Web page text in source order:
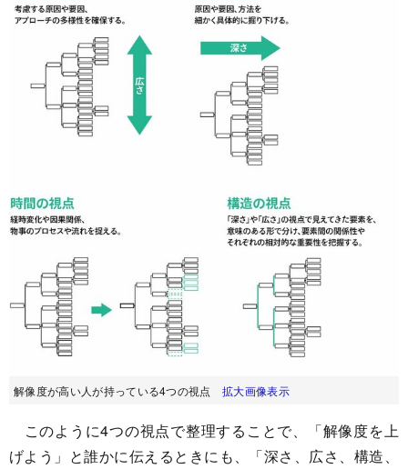
解像度が高い人が持っている4つの視点拡大画像表示
このように4つの視点で整理することで、「解像度を上
げよう」と誰かに伝えるときにも、「深さ、広さ、構造、